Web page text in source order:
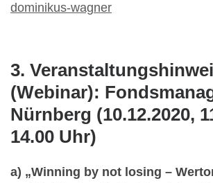
dominikus-wagner
3.
(Webinar):
Nürnberg (10.12.2020,
14.00 Uhr)
a) „Winning by not losing –